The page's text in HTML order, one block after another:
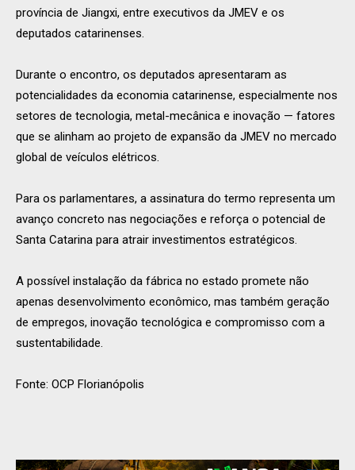
província de Jiangxi, entre executivos da JMEV e os
deputados catarinenses.
Durante o encontro, os deputados apresentaram as
potencialidades da economia catarinense, especialmente nos
setores de tecnologia, metal-mecânica e inovação — fatores
que se alinham ao projeto de expansão da JMEV no mercado
global de veículos elétricos.
Para os parlamentares, a assinatura do termo representa um
avanço concreto nas negociações e reforça o potencial de
Santa Catarina para atrair investimentos estratégicos.
A possível instalação da fábrica no estado promete não
apenas desenvolvimento econômico, mas também geração
de empregos, inovação tecnológica e compromisso com a
sustentabilidade.
Fonte: OCP Florianópolis